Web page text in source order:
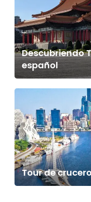
Descubriendo
español
Tour de